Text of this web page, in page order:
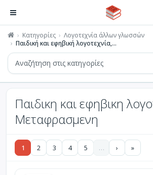
Κατηγορίες
Λογοτεχνία άλλων γλωσσών
Παιδική και εφηβική λογοτεχνία,...
Παιδικη και εφηβικη
Μεταφρασμενη
1 2 3 4 5 … › »